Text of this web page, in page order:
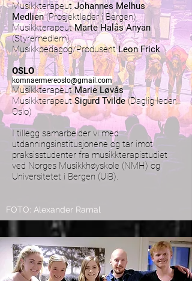
MusikkterapeutJohannes Melhus
Medlien(Prosjektleder i Bergen)
MusikkterapeutMarte Halås Anyan
(Styremedlem)
Musikkpedagog/ProdusentLeon Frick
OSLO
komnaermereoslo@gmail.com
MusikkterapeutMarie Løvås
Musikkterapeut Sigurd Tvilde(Daglig leder,
Oslo)
I tillegg samarbeider vi med
utdanningsinstitusjonene og tar imot
praksisstudenter fra musikkterapistudiet
ved Norges Musikkhøyskole (NMH) og
Universitetet i Bergen (UiB).
FOTO: Alexander Ramal